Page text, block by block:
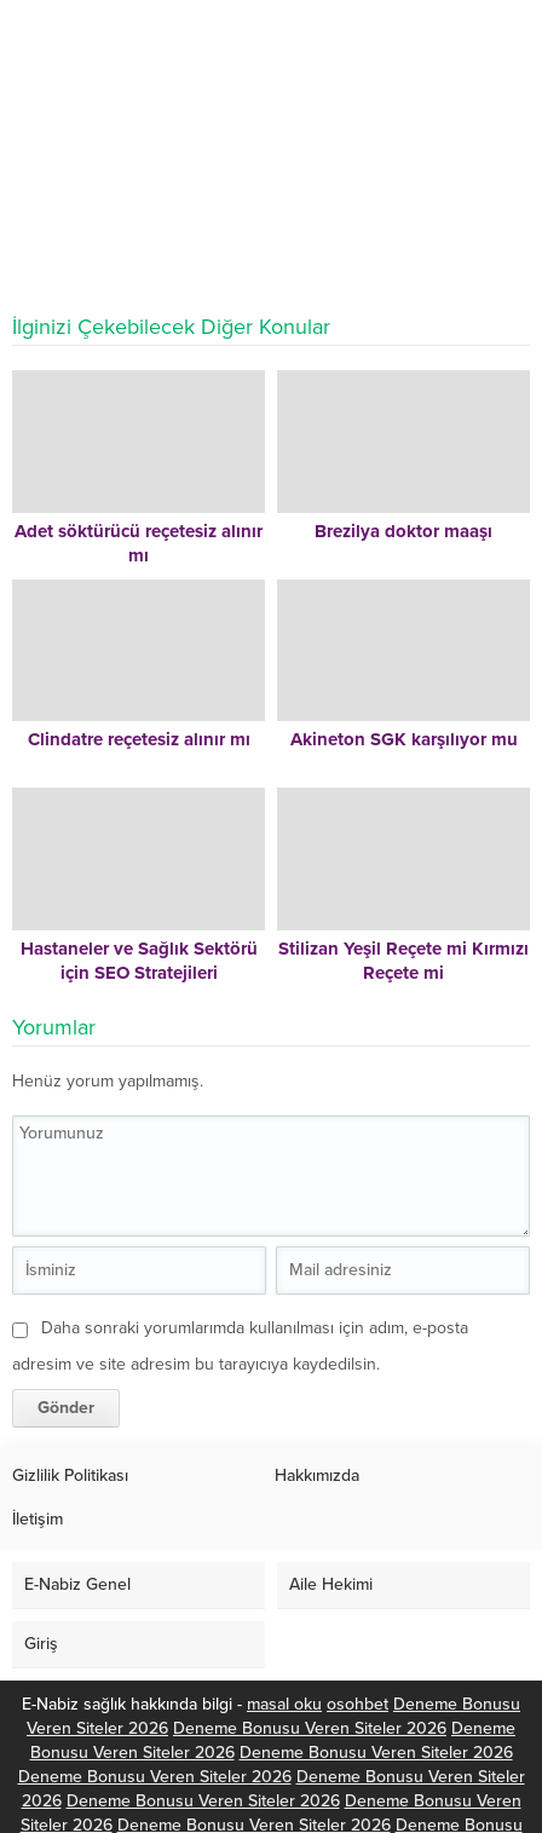
İlginizi Çekebilecek Diğer Konular
Adet söktürücü reçetesiz alınır
mı
Brezilya doktor maaşı
Clindatre reçetesiz alınır mı Akineton SGK karşılıyor mu
Hastaneler ve Sağlık Sektörü
için SEO Stratejileri
Stilizan Yeşil Reçete mi Kırmızı
Reçete mi
Yorumlar
Henüz yorum yapılmamış.
Daha sonraki yorumlarımda kullanılması için adım, e-posta
adresim ve site adresim bu tarayıcıya kaydedilsin.
Gizlilik Politikası Hakkımızda
İletişim
E-Nabiz Genel Aile Hekimi
Giriş
E-Nabiz sağlık hakkında bilgi - masal oku osohbet Deneme Bonusu
Veren Siteler 2026 Deneme Bonusu Veren Siteler 2026 Deneme
Bonusu Veren Siteler 2026 Deneme Bonusu Veren Siteler 2026
Deneme Bonusu Veren Siteler 2026 Deneme Bonusu Veren Siteler
2026 Deneme Bonusu Veren Siteler 2026 Deneme Bonusu Veren
Siteler 2026 Deneme Bonusu Veren Siteler 2026 Deneme Bonusu